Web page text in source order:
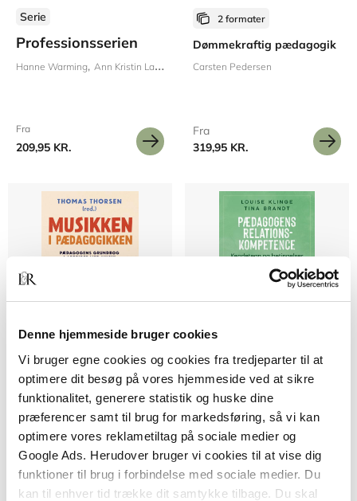
Denne hjemmeside bruger cookies
Vi bruger egne cookies og cookies fra tredjeparter til at
optimere dit besøg på vores hjemmeside ved at sikre
funktionalitet, generere statistik og huske dine
præferencer samt til brug for markedsføring, så vi kan
optimere vores reklametiltag på sociale medier og
Google Ads. Herudover bruger vi cookies til at vise dig
funktioner til brug i forbindelse med sociale medier. Du
kan til enhver tid trække dit samtykke tilbage. Du skal
Serie
Professionsserien
Hanne Warming Ann Kristin Larsen Margit Harder Maria Appel Nissen
Fra
209,95 KR.
2 formater
Dømmekraftig pædagogik
Carsten Pedersen
Fra
319,95 KR.
2 formater
Musikken i pædagogikken
Fra
269,95 KR.
2 formater
Pædagogens
relationskompetence
Fra
209,95 KR.